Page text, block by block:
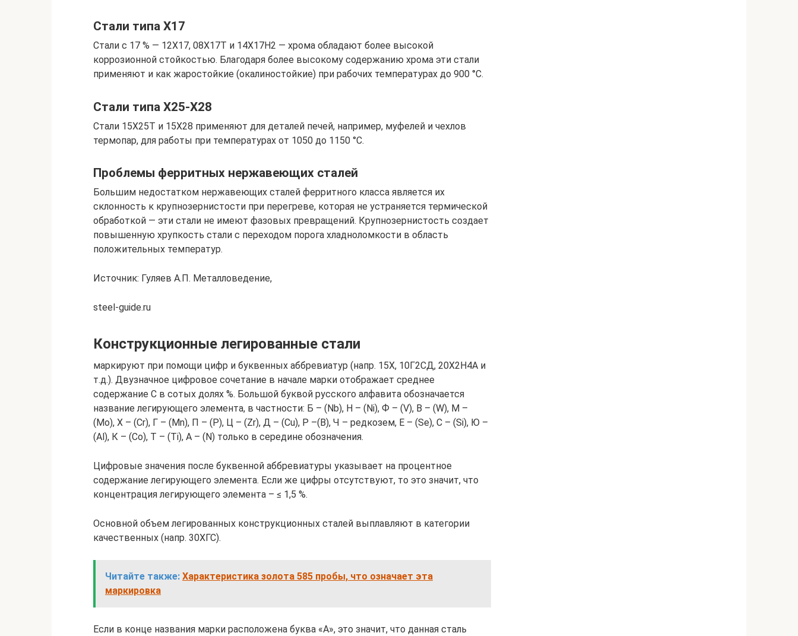
Стали типа Х17
Стали с 17 % — 12Х17, 08Х17Т и 14Х17Н2 — хрома обладают более высокой
коррозионной стойкостью. Благодаря более высокому содержанию хрома эти стали
применяют и как жаростойкие (окалиностойкие) при рабочих температурах до 900 °С.
Стали типа Х25-Х28
Стали 15Х25Т и 15Х28 применяют для деталей печей, например, муфелей и чехлов
термопар, для работы при температурах от 1050 до 1150 °С.
Проблемы ферритных нержавеющих сталей
Большим недостатком нержавеющих сталей ферритного класса является их
склонность к крупнозернистости при перегреве, которая не устраняется термической
обработкой — эти стали не имеют фазовых превращений. Крупнозернистость создает
повышенную хрупкость стали с переходом порога хладноломкости в область
положительных температур.
Источник: Гуляев А.П. Металловедение,
steel-guide.ru
Конструкционные легированные стали
маркируют при помощи цифр и буквенных аббревиатур (напр. 15Х, 10Г2СД, 20Х2Н4А и
т.д.). Двузначное цифровое сочетание в начале марки отображает среднее
содержание С в сотых долях %. Большой буквой русского алфавита обозначается
название легирующего элемента, в частности: Б – (Nb), Н – (Ni), Ф – (V), В – (W), М –
(Mo), Х – (Cr), Г – (Mn), П – (P), Ц – (Zr), Д – (Cu), Р –(B), Ч – редкозем, Е – (Se), С – (Si), Ю –
(Al), К – (Co), Т – (Ti), А – (N) только в середине обозначения.
Цифровые значения после буквенной аббревиатуры указывает на процентное
содержание легирующего элемента. Если же цифры отсутствуют, то это значит, что
концентрация легирующего элемента – ≤ 1,5 %.
Основной объем легированных конструкционных сталей выплавляют в категории
качественных (напр. 30ХГС).
Читайте также: Характеристика золота 585 пробы, что означает эта
маркировка
Если в конце названия марки расположена буква «А», это значит, что данная сталь